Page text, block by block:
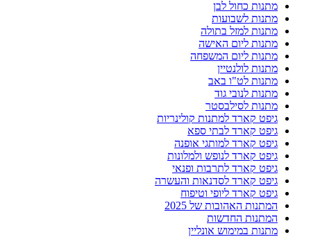
מתנות כחול לבן
מתנות לשבועות
מתנות למזל בתולה
מתנות ליום האישה
מתנות ליום המשפחה
מתנות לולנטיין
מתנות לט"ו באב
מתנות לנובי גוד
מתנות לסילבסטר
גיפט קארד למתנות קולינריות
גיפט קארד לבתי ספא
גיפט קארד למותגי אופנה
גיפט קארד לנופש ולמלונות
גיפט קארד לתרבות ופנאי
גיפט קארד לסדנאות והעשרה
גיפט קארד ליופי וטיפוח
המתנות האהובות של 2025
המתנות החדשות
מתנות במימוש אונליין